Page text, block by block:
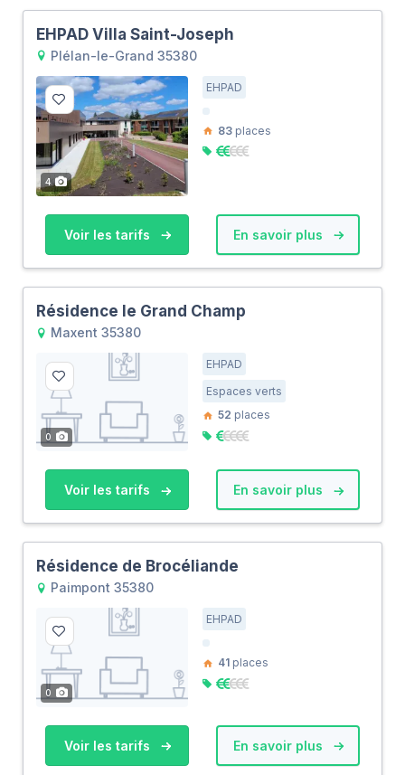
EHPAD Villa Saint-Joseph
Plélan-le-Grand 35380
4
EHPAD
83 places
Voir les tarifs En savoir plus
Résidence le Grand Champ
Maxent 35380
0
EHPAD
Espaces verts
52 places
Voir les tarifs En savoir plus
Résidence de Brocéliande
Paimpont 35380
0
EHPAD
41 places
Voir les tarifs En savoir plus